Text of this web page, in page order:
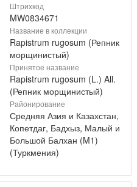
Штрихкод
MW0834671
Название в коллекции
Rapistrum rugosum (Репник
морщинистый)
Принятое название
Rapistrum rugosum (L.) All.
(Репник морщинистый)
Районирование
Средняя Азия и Казахстан,
Копетдаг, Бадхыз, Малый и
Большой Балхан (M1)
(Туркмения)